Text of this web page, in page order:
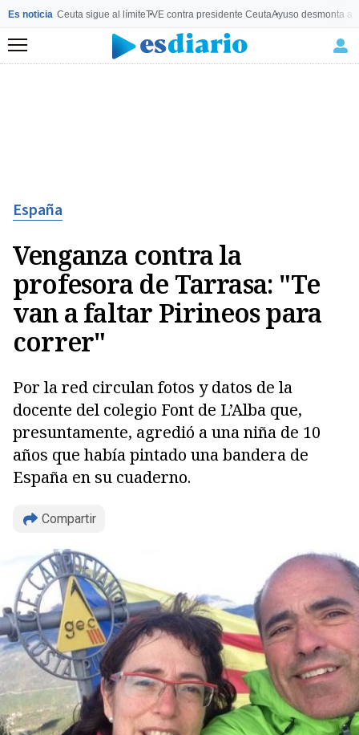
Es noticia Ceuta sigue al límiteTVE contra presidente CeutaAyuso desmonta a
Menú
España
Venganza contra la
profesora de Tarrasa: "Te
van a faltar Pirineos para
correr"
Por la red circulan fotos y datos de la
docente del colegio Font de L’Alba que,
presuntamente, agredió a una niña de 10
años que había pintado una bandera de
España en su cuaderno.
Compartir